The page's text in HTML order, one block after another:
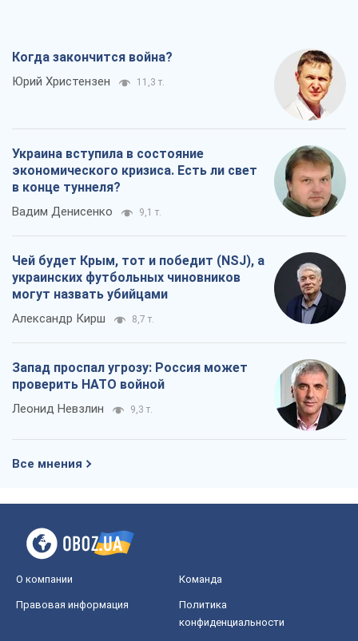
Когда закончится война?
Юрий Христензен 11,3 т.
Украина вступила в состояние
экономического кризиса. Есть ли свет
в конце туннеля?
Вадим Денисенко 9,1 т.
Чей будет Крым, тот и победит (NSJ), а
украинских футбольных чиновников
могут назвать убийцами
Александр Кирш 8,7 т.
Запад проспал угрозу: Россия может
проверить НАТО войной
Леонид Невзлин 9,3 т.
Все мнения
О компании Команда
Правовая информация
Политика
конфиденциальности